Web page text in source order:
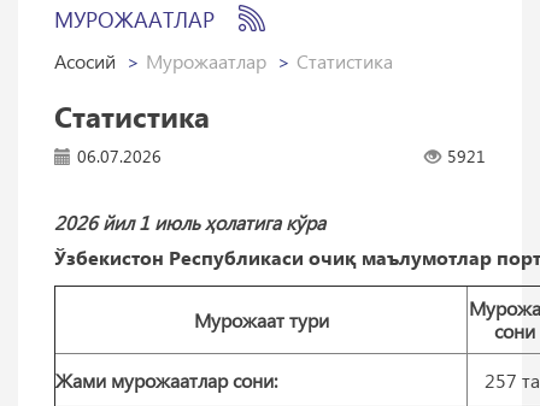
МУРОЖААТЛАР
Асосий Мурожаатлар Статистика
Статистика
06.07.2026 5921
2026 йил 1 июль ҳолатига кўра
Ўзбекистон Республикаси очиқ маълумотлар
Мурожаат тури
сони
Жами мурожаатлар сони:
257